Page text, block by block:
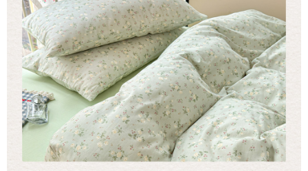
３．未成年的使用者請事先徵得法定代理人或監護人之同意方可使用
「AFTEE先享後付」，若未經同意申辦者引起之損失，本公司不負相關責
任。
４．使用「AFTEE先享後付」時，將依據個別帳號之用戶狀況，依本公司即
時審查核予不同之上限額度；若仍有額度不足之情形，本公司將視審查結果
請求用戶進行身份認證。
５．嚴禁一人註冊多個帳號或使用他人資訊註冊。若發現惡意使用之情形，
恩沛科技股份有限公司將有權停止該用戶之使用額度並採取法律行動。